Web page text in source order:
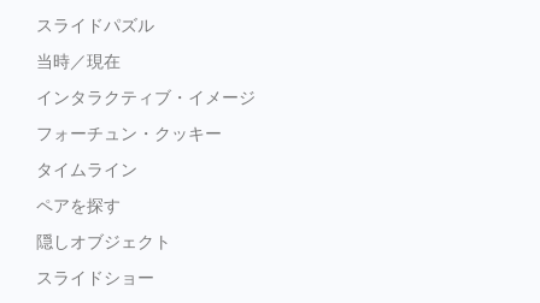
スライドパズル
当時／現在
インタラクティブ・イメージ
フォーチュン・クッキー
タイムライン
ペアを探す
隠しオブジェクト
スライドショー